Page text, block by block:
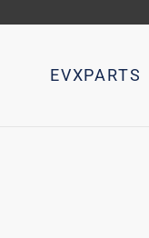
directement
contenuEVXPARTS